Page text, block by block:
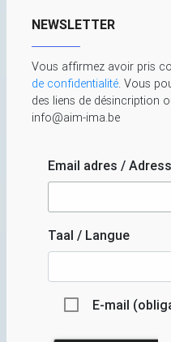
NEWSLETTER
Vous affirmez avoir pris
de confidentialité. Vous
des liens de désincription
info@aim-ima.be
Email adres /
Taal / Langue
E-mail